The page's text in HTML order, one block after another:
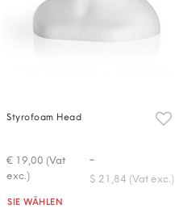
Styrofoam Head
€ 19,00 (Vat
exc.)
-
$ 21,84 (Vat exc.)
Quantità
SIE WÄHLEN